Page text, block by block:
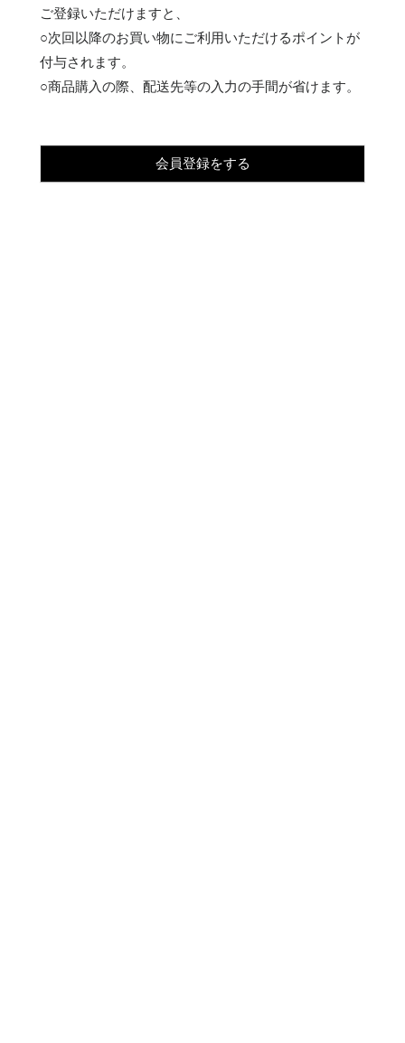
ご登録いただけますと、
○次回以降のお買い物にご利用いただけるポイントが
付与されます。
○商品購入の際、配送先等の入力の手間が省けます。
会員登録をする